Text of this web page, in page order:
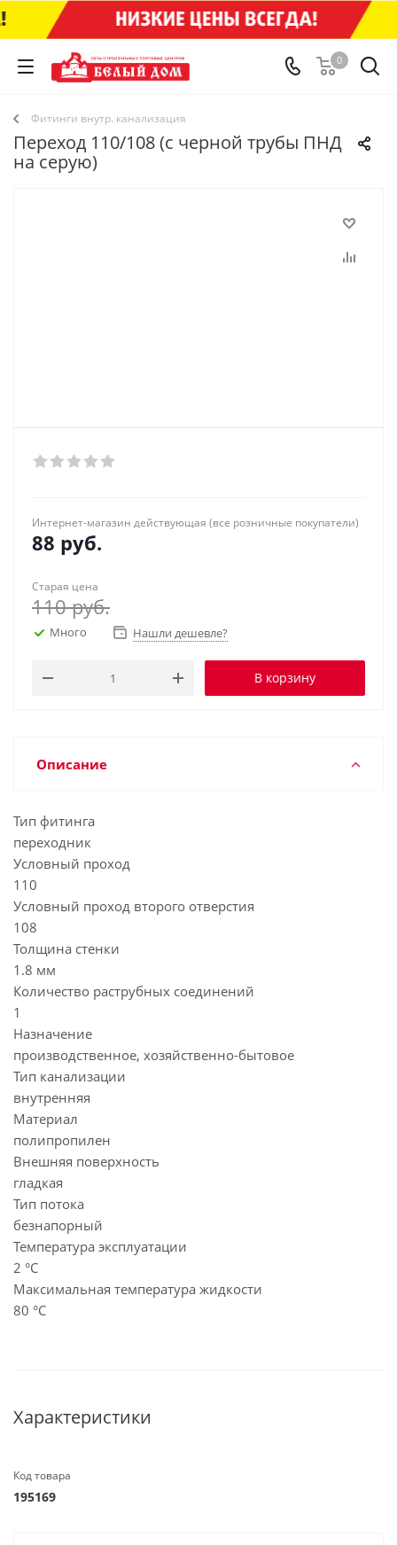
0
Фитинги внутр. канализация
Переход 110/108 (с черной трубы ПНД
на серую)
Интернет-магазин действующая (все розничные покупатели)
88 руб.
Старая цена
110руб.
Много Нашли дешевле?
В корзину
Описание
Тип фитинга
переходник
Условный проход
110
Условный проход второго отверстия
108
Толщина стенки
1.8 мм
Количество раструбных соединений
1
Назначение
производственное, хозяйственно-бытовое
Тип канализации
внутренняя
Материал
полипропилен
Внешняя поверхность
гладкая
Тип потока
безнапорный
Температура эксплуатации
2 °C
Максимальная температура жидкости
80 °C
Характеристики
Код товара
195169